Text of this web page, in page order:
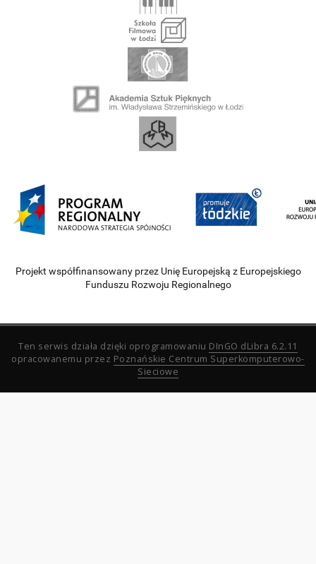
Projekt współfinansowany przez Unię Europejską z Europejskiego
Funduszu Rozwoju Regionalnego
Ten serwis działa dzięki oprogramowaniu DInGO dLibra 6.2.11
opracowanemu przez Poznańskie Centrum Superkomputerowo-
Sieciowe